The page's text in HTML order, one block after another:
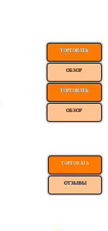
ТОРГОВАТЬ
ОБЗОР
ТОРГОВАТЬ
ОБЗОР
ТОРГОВАТЬ
ОТЗЫВЫ